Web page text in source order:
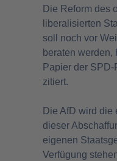
Die Reform des
liberalisierten
soll noch vor
beraten werden,
Papier der
zitiert.
Die AfD wird die
dieser
eigenen
Verfügung